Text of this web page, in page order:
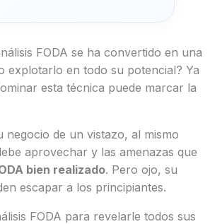
FODA se ha convertido en una
explotarlo en todo su potencial? Ya
esta técnica puede marcar la
negocio de un vistazo, al mismo
aprovechar y las amenazas que
bien realizado. Pero ojo, su
escapar a los principiantes.
FODA para revelarle todos sus